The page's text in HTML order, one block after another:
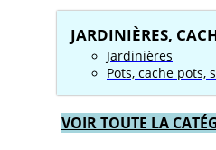
JARDINIÈRES,
Jardinières
Pots, cache pots,
VOIR TOUTE LA